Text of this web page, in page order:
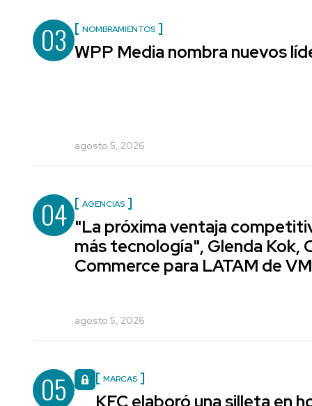
03 NOMBRAMIENTOS
WPP Media nombra nuevos
agosto 5, 2026
04 AGENCIAS
"La próxima ventaja
más tecnología", Glenda Kok,
Commerce para LATAM de
agosto 5, 2026
05 MARCAS
KFC elaboró una silleta en